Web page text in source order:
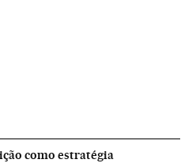
como estratégia